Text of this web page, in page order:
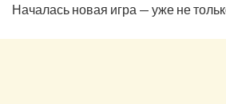
Началась новая игра — уже не